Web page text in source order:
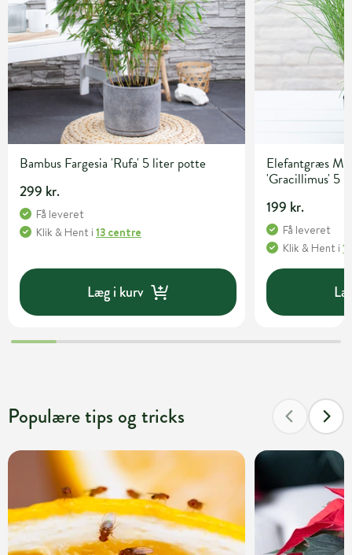
Bambus Fargesia 'Rufa' 5 liter potte
299 kr.
Få leveret
Klik & Hent i 13 centre
Læg i kurv
Elefantgræs
'Gracillimus' 5
199 kr.
Få leveret
Klik & Hent i
Populære tips og tricks